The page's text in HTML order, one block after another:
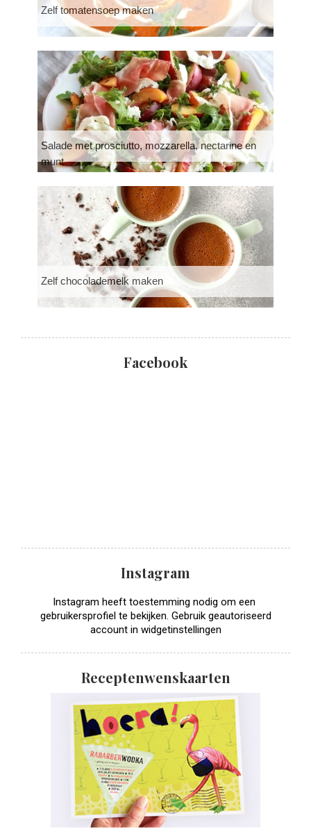
Zelf tomatensoep maken
Salade met prosciutto, mozzarella, nectarine en
munt
Zelf chocolademelk maken
Facebook
Instagram
Instagram heeft toestemming nodig om een ​​
gebruikersprofiel te bekijken. Gebruik geautoriseerd
account in widgetinstellingen
Receptenwenskaarten